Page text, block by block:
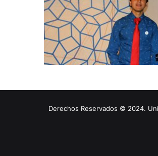
Derechos Reservados © 2024.